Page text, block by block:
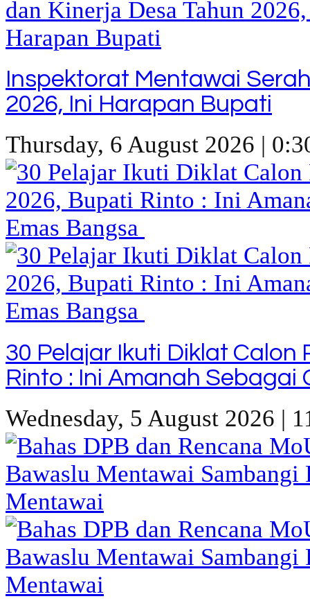
Inspektorat Mentawai
2026, Ini Harapan Bupati
Thursday, 6 August 2026 |
30 Pelajar Ikuti Diklat Calon
Rinto : Ini Amanah
Wednesday, 5 August 2026 |